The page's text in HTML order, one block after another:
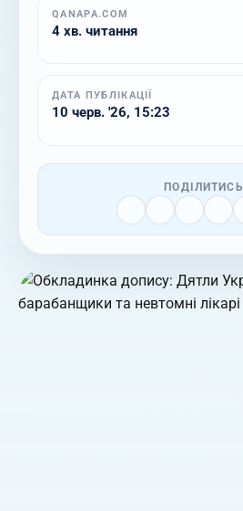
QANAPA.COM
4 хв. читання
ДАТА ПУБЛІКАЦІЇ
10 черв. '26, 15:23
ПОДІЛИТИСЬ